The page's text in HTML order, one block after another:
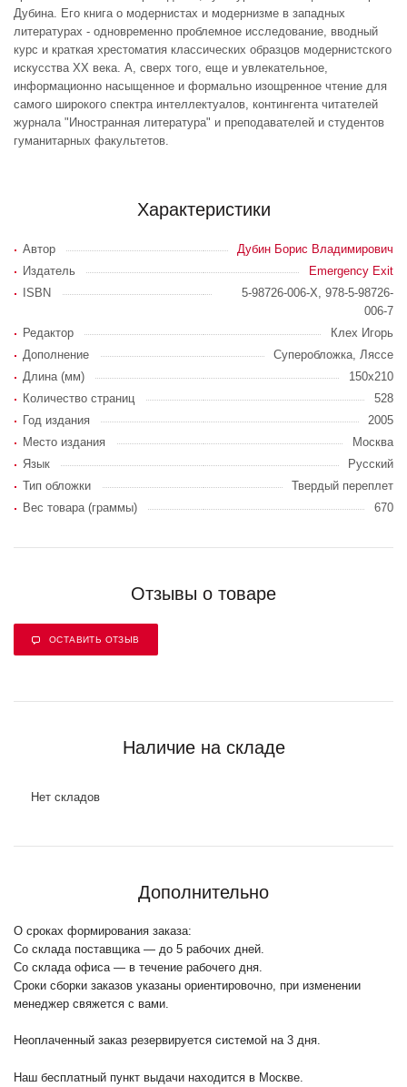
Дубина. Его книга о модернистах и модернизме в западных
литературах - одновременно проблемное исследование, вводный
курс и краткая хрестоматия классических образцов модернистского
искусства XX века. А, сверх того, еще и увлекательное,
информационно насыщенное и формально изощренное чтение для
самого широкого спектра интеллектуалов, контингента читателей
журнала "Иностранная литература" и преподавателей и студентов
гуманитарных факультетов.
Характеристики
Автор
Дубин Борис Владимирович
Издатель
Emergency Exit
ISBN
5-98726-006-X, 978-5-98726-
006-7
Редактор
Клех Игорь
Дополнение
Суперобложка, Ляссе
Длина (мм)
150х210
Количество страниц
528
Год издания
2005
Место издания
Москва
Язык
Русский
Тип обложки
Твердый переплет
Вес товара (граммы)
670
Отзывы о товаре
ОСТАВИТЬ ОТЗЫВ
Наличие на складе
Нет складов
Дополнительно
О сроках формирования заказа:
Со склада поставщика — до 5 рабочих дней.
Со склада офиса — в течение рабочего дня.
Сроки сборки заказов указаны ориентировочно, при изменении
менеджер свяжется с вами.
Неоплаченный заказ резервируется системой на 3 дня.
Наш бесплатный пункт выдачи находится в Москве.